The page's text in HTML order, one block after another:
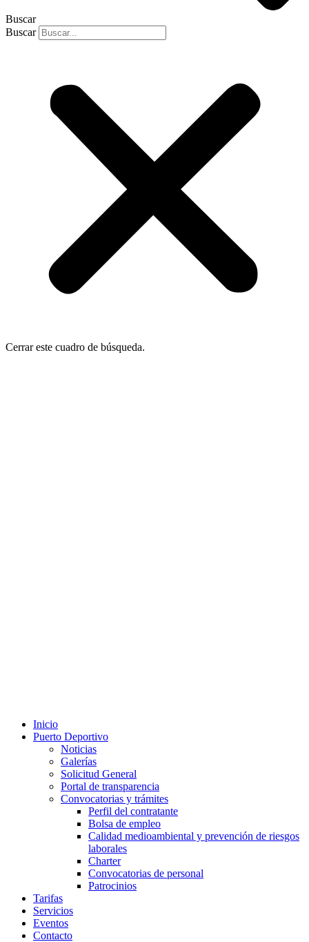
Buscar
Buscar
Cerrar este cuadro de búsqueda.
Inicio
Puerto Deportivo
Noticias
Galerías
Solicitud General
Portal de transparencia
Convocatorias y trámites
Perfil del contratante
Bolsa de empleo
Calidad medioambiental y prevención de riesgos
laborales
Charter
Convocatorias de personal
Patrocinios
Tarifas
Servicios
Eventos
Contacto